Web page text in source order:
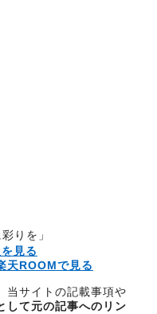
りを」
見る
天ROOMで見る
当サイトの記載事項や
して元の記事へのリン